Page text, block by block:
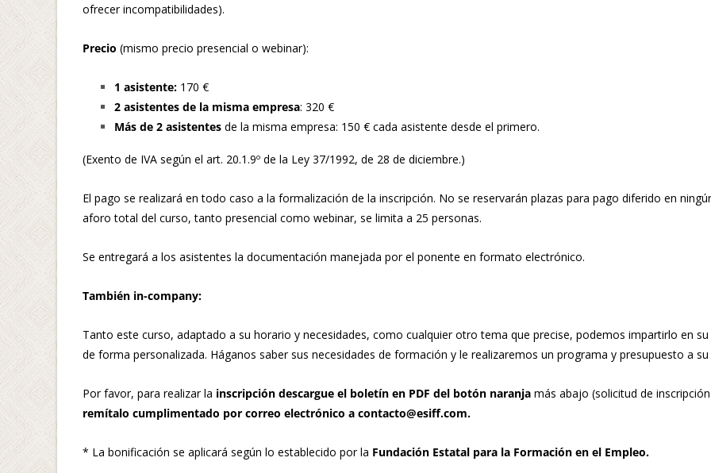
ofrecer incompatibilidades).
Precio (mismo precio presencial o webinar):
1 asistente: 170 €
2 asistentes de la misma empresa: 320 €
Más de 2 asistentes de la misma empresa: 150 € cada asistente desde el primero.
(Exento de IVA según el art. 20.1.9º de la Ley 37/1992, de 28 de diciembre.)
El pago se realizará en todo caso a la formalización de la inscripción. No se reservarán plazas para pago diferido en
aforo total del curso, tanto presencial como webinar, se limita a 25 personas.
Se entregará a los asistentes la documentación manejada por el ponente en formato electrónico.
También in-company:
Tanto este curso, adaptado a su horario y necesidades, como cualquier otro tema que precise, podemos impartirlo en
de forma personalizada. Háganos saber sus necesidades de formación y le realizaremos un programa y presupuesto a
Por favor, para realizar la inscripción descargue el boletín en PDF del botón naranja más abajo (solicitud de
remítalo cumplimentado por correo electrónico a contacto@esiff.com.
* La bonificación se aplicará según lo establecido por la Fundación Estatal para la Formación en el Empleo.